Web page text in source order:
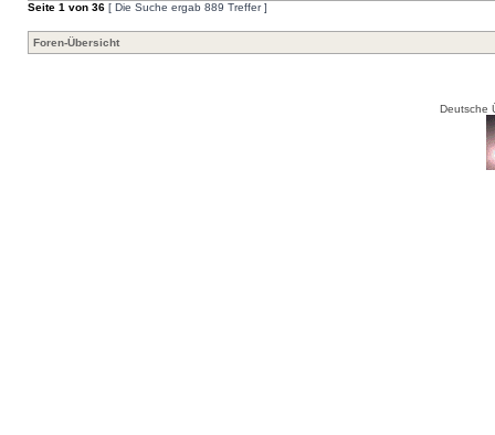
Seite 1 von 36 [ Die Suche ergab 889 Treffer ]
Foren-Übersicht
Deutsche